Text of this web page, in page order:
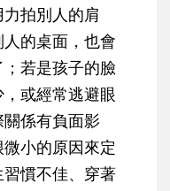
拍別人的肩
的桌面，也會
若是孩子的臉
或經常逃避眼
係有負面影
小的原因來定
慣不佳、穿著